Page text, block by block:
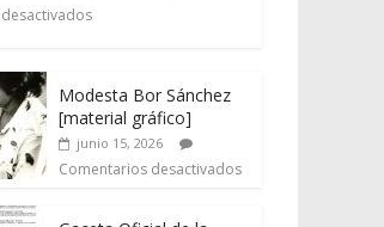
Modesta Bor Sánchez
[material gráfico]
junio 15, 2026
Comentarios desactivados